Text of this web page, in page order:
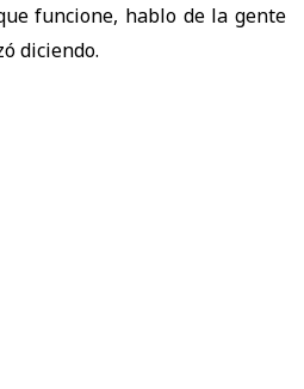
funcione, hablo de la gente
diciendo.